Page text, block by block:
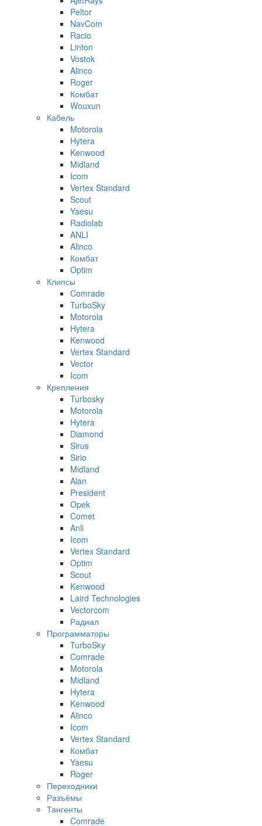
Peltor
NavCom
Racio
Linton
Vostok
Alinco
Roger
Комбат
Wouxun
Кабель
Motorola
Hytera
Kenwood
Midland
Icom
Vertex Standard
Scout
Yaesu
Radiolab
ANLI
Alinco
Комбат
Optim
Клипсы
Comrade
TurboSky
Motorola
Hytera
Kenwood
Vertex Standard
Vector
Icom
Крепления
Turbosky
Motorola
Hytera
Diamond
Sirus
Sirio
Midland
Alan
President
Opek
Comet
Anli
Icom
Vertex Standard
Optim
Scout
Kenwood
Laird Technologies
Vectorcom
Радиал
Программаторы
TurboSky
Comrade
Motorola
Midland
Hytera
Kenwood
Alinco
Icom
Vertex Standard
Комбат
Yaesu
Roger
Переходники
Разъёмы
Тангенты
Comrade